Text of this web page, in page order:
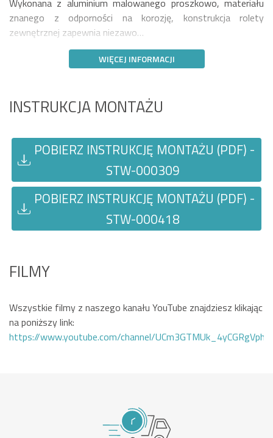
Wykonana z aluminium malowanego proszkowo, materiału
znanego z odporności na korozję, konstrukcja rolety
zewnętrznej zapewnia niezawo…
WIĘCEJ INFORMACJI
INSTRUKCJA MONTAŻU
POBIERZ INSTRUKCJĘ MONTAŻU (PDF) -
STW-000309
POBIERZ INSTRUKCJĘ MONTAŻU (PDF) -
STW-000418
FILMY
Wszystkie filmy z naszego kanału YouTube znajdziesz klikając
na poniższy link:
https://www.youtube.com/channel/